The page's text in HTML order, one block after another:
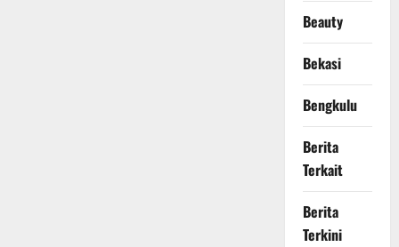
Beauty
Bekasi
Bengkulu
Berita
Terkait
Berita
Terkini